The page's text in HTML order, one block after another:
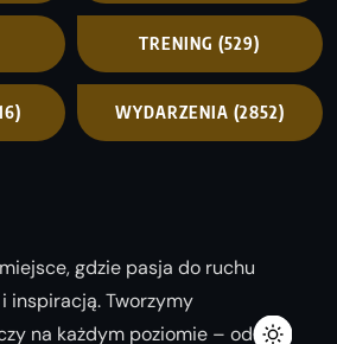
TRENING (529)
WYDARZENIA (2852)
gdzie pasja do ruchu
inspiracją. Tworzymy
na każdym poziomie – od